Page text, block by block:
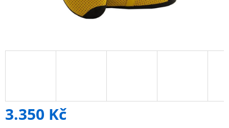
3.350 Kč